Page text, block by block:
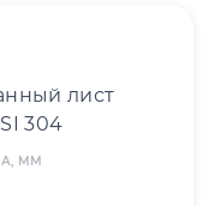
лист
304
ММ